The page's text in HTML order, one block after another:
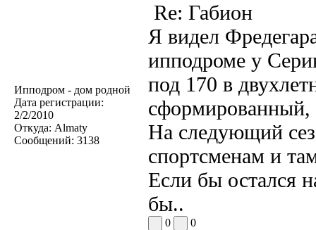
Ипподром - дом родной
Дата регистрации:
2/2/2010
Откуда: Almaty
Сообщений: 3138
Re: Габион
Я видел
ипподроме у
под 170 в
сформированный,
На следующий
спортсменам и
Если бы остался
бы..
0 0